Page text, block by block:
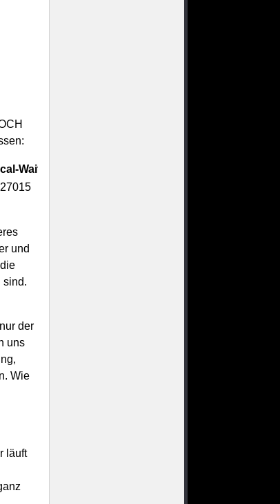
Waiting.de | [RPG]:.
und
sind.
der
uns
Wie
läuft